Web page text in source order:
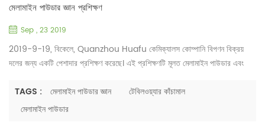
মেলামাইন পাউডার জ্ঞান প্রশিক্ষণ
Sep , 23 2019
2019-9-19, বিকেলে, Quanzhou Huafu কেমিক্যালস কোম্পানি বিপণন বিক্রয়
দলের জন্য একটি পেশাদার প্রশিক্ষণ করেছে। এই প্রশিক্ষণটি মূলত মেলামাইন পাউডার এবং
প্রশিক্ষণ চলে ৩ ঘণ্টা। বিপণন কর্মীরা গ্রাহকদের বিভিন্ন অনুষ্ঠানে ব্যবহৃত মেলামাইন
টেবিলওয়্যারের প্রয়োজনীয়তা নিয়ে আলোচনা করেছেন, যেমন ক্যাটারিং (ফাস্ট ফুড) চেইন ...
TAGS : মেলামাইন পাউডার জ্ঞান
টেবিলওয়্যার কাঁচামাল
মেলামাইন পাউডার